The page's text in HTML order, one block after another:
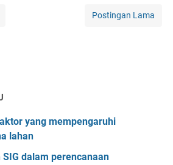
Postingan Lama
yang mempengaruhi
lahan
SIG dalam perencanaan